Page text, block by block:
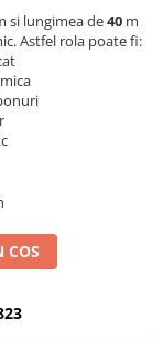
si lungimea de40 m
Astfel rola poate fi:
COS